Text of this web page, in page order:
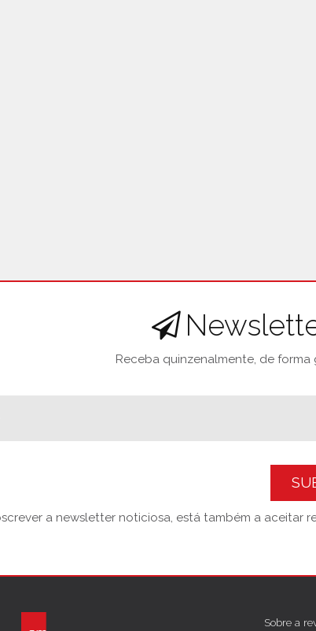
Receba quinzenalmente, de
a newsletter noticiosa, está também a aceitar
Sobre a